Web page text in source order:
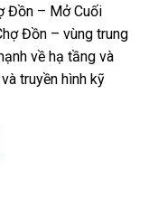
Đồn – Mở Cuối
Đồn – vùng trung
về hạ tầng và
truyền hình kỹ